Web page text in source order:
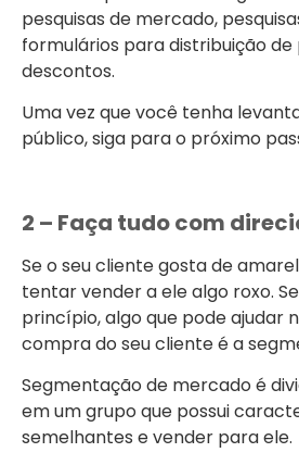
pesquisas de mercado,
formulários para distribuição de
descontos.
Uma vez que você tenha
público, siga para o próximo
2 – Faça tudo com
Se o seu cliente gosta de
tentar vender a ele algo roxo.
princípio, algo que pode ajudar
compra do seu cliente é a
Segmentação de mercado é
em um grupo que possui
semelhantes e vender para ele.